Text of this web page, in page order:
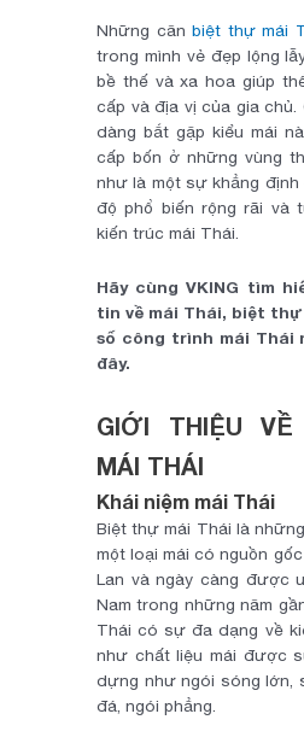
Những cănbiệt thự mái
trong mình vẻ đẹp lộng
bề thế và xa hoa giúp
cấp và địa vị của gia chủ.
dàng bắt gặp kiểu mái
cấp bốn ở những vùng
như là một sự khẳng
độ phổ biến rộng rãi và
kiến trúc mái Thái.
Hãy cùng VKING tìm
tin về mái Thái, biệt
số công trình mái Thái
đây.
GIỚI THIỆU
MÁI THÁI
Khái niệm mái Thái
Biệt thự mái Thái là
một loại mái có nguồn
Lan và ngày càng được
Nam trong những năm
Thái có sự đa dạng về
như chất liệu mái được
dựng như ngói sóng lớn,
đá, ngói phẳng.